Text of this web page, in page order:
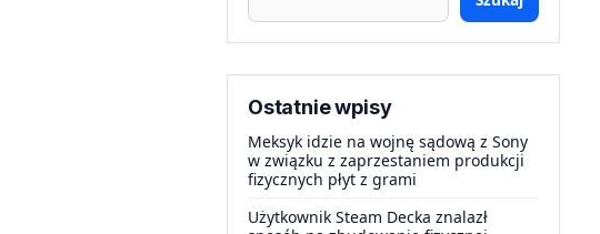
Ostatnie wpisy
Meksyk idzie na wojnę sądową z Sony
w związku z zaprzestaniem produkcji
fizycznych płyt z grami
Użytkownik Steam Decka znalazł